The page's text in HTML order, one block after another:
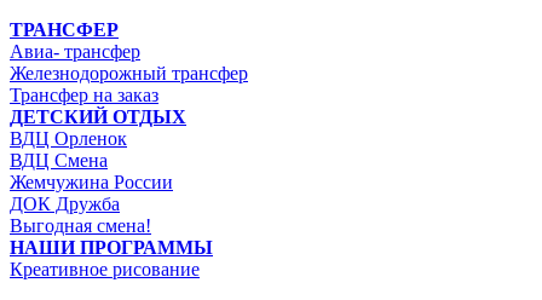
ТРАНСФЕР
Авиа- трансфер
Железнодорожный трансфер
Трансфер на заказ
ДЕТСКИЙ ОТДЫХ
ВДЦ Орленок
ВДЦ Смена
Жемчужина России
ДОК Дружба
Выгодная смена!
НАШИ ПРОГРАММЫ
Креативное рисование